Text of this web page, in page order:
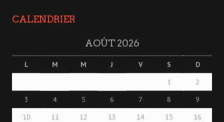
CALENDRIER
AOÛT 2026
L M M J V S D
1
2
3
4 5 6 7 8
9
10
11 12 13 14 15
16